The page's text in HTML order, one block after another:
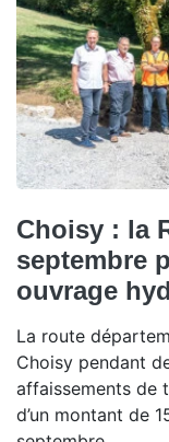
Choisy : la
septembre
ouvrage
La route
Choisy pendant
affaissements de
d’un montant de